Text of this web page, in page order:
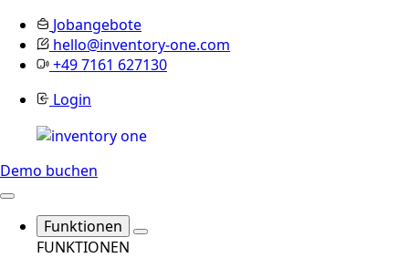
Jobangebote
hello@inventory-one.com
+49 7161 627130
Login
Demo buchen
Funktionen
FUNKTIONEN